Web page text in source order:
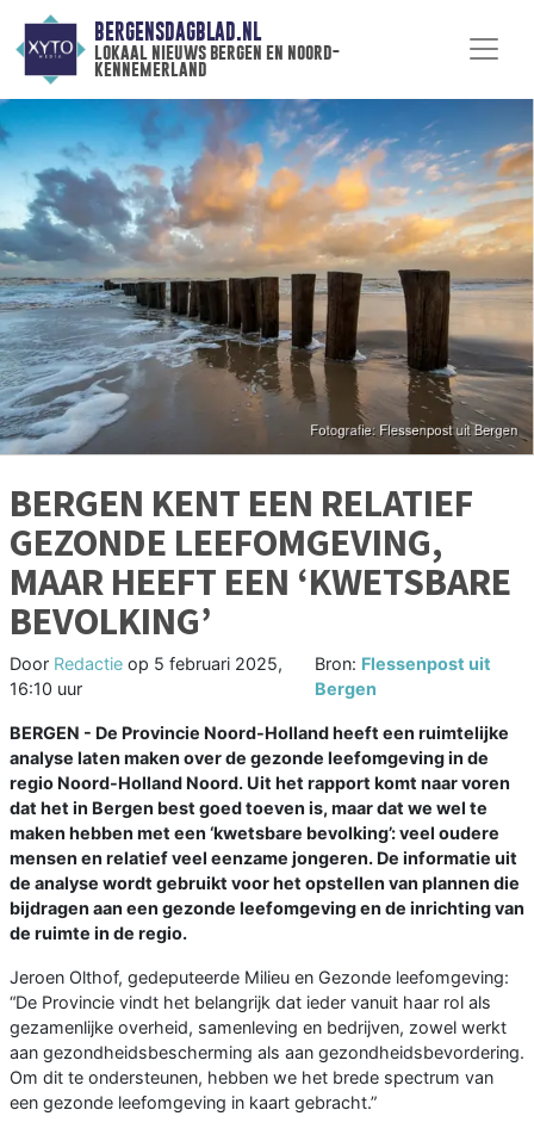
BERGENSDAGBLAD.NL
lokaal nieuws bergen en noord-
kennemerland
BERGEN KENT EEN RELATIEF
GEZONDE LEEFOMGEVING,
MAAR HEEFT EEN ‘KWETSBARE
BEVOLKING’
Door Redactie op 5 februari 2025,
16:10 uur
Bron: Flessenpost uit
Bergen
BERGEN - De Provincie Noord-Holland heeft een ruimtelijke
analyse laten maken over de gezonde leefomgeving in de
regio Noord-Holland Noord. Uit het rapport komt naar voren
dat het in Bergen best goed toeven is, maar dat we wel te
maken hebben met een ‘kwetsbare bevolking’: veel oudere
mensen en relatief veel eenzame jongeren. De informatie uit
de analyse wordt gebruikt voor het opstellen van plannen die
bijdragen aan een gezonde leefomgeving en de inrichting van
de ruimte in de regio.
Jeroen Olthof, gedeputeerde Milieu en Gezonde leefomgeving:
“De Provincie vindt het belangrijk dat ieder vanuit haar rol als
gezamenlijke overheid, samenleving en bedrijven, zowel werkt
aan gezondheidsbescherming als aan gezondheidsbevordering.
Om dit te ondersteunen, hebben we het brede spectrum van
een gezonde leefomgeving in kaart gebracht.”